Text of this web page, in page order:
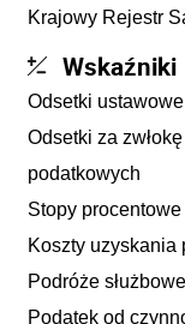
Krajowy Rejestr
Wskaźniki
Odsetki
Odsetki za
podatkowych
Stopy
Koszty uzyskania
Podróże
Podatek od